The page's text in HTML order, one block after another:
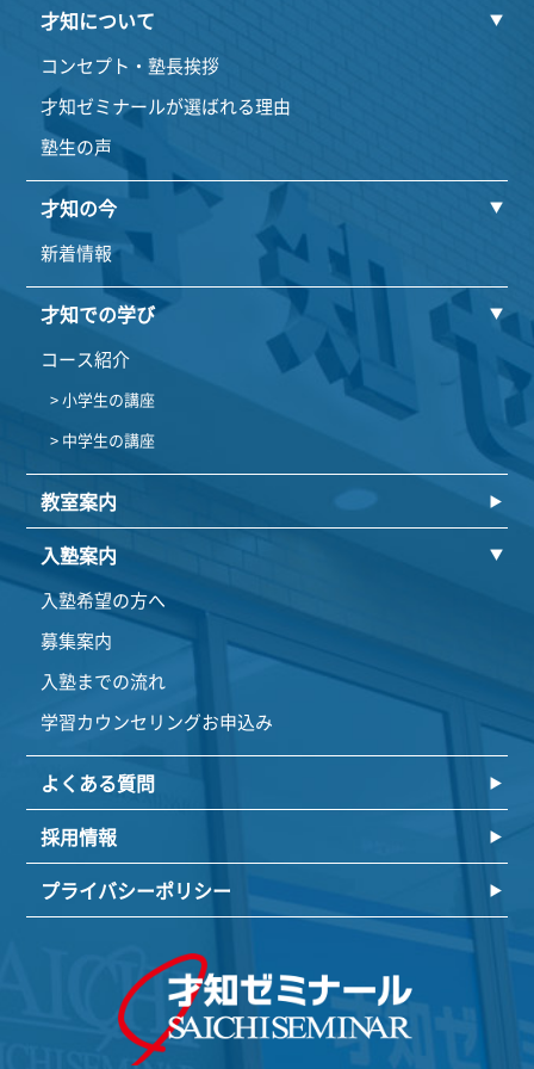
才知について
コンセプト・塾長挨拶
才知ゼミナールが選ばれる理由
塾生の声
才知の今
新着情報
才知での学び
コース紹介
> 小学生の講座
> 中学生の講座
教室案内
入塾案内
入塾希望の方へ
募集案内
入塾までの流れ
学習カウンセリングお申込み
よくある質問
採用情報
プライバシーポリシー